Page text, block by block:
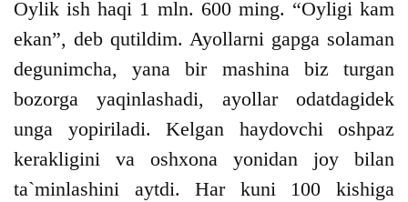
Oylik ish haqi 1 mln. 600 ming. “Oyligi kam
ekan”, deb qutildim. Ayollarni gapga solaman
degunimcha, yana bir mashina biz turgan
bozorga yaqinlashadi, ayollar odatdagidek
unga yopiriladi. Kelgan haydovchi oshpaz
kerakligini va oshxona yonidan joy bilan
ta`minlashini aytdi. Har kuni 100 kishiga